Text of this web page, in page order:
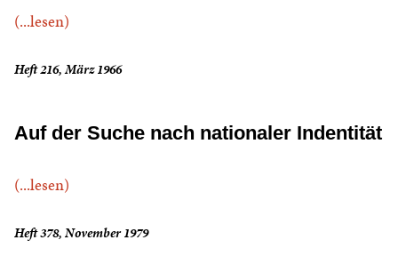
(...lesen)
Heft 216, März 1966
Auf der Suche nach nationaler Indentität
(...lesen)
Heft 378, November 1979